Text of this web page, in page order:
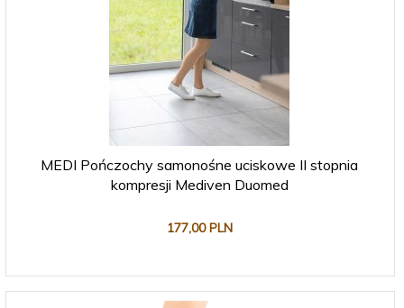
MEDI Pończochy samonośne uciskowe II stopnia
kompresji Mediven Duomed
177,00 PLN